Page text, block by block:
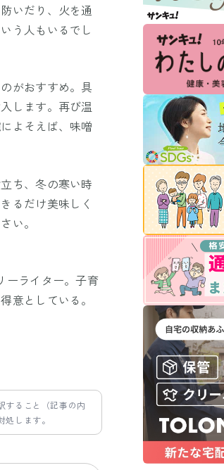
いだり、火を通
う人もいるでし
がおすすめ。具
します。再び温
よそえば、味噌
ち、冬の寒い時
るだけ美味しく
い。
ーライター。子育
意としている。
すること（記事の内
します。